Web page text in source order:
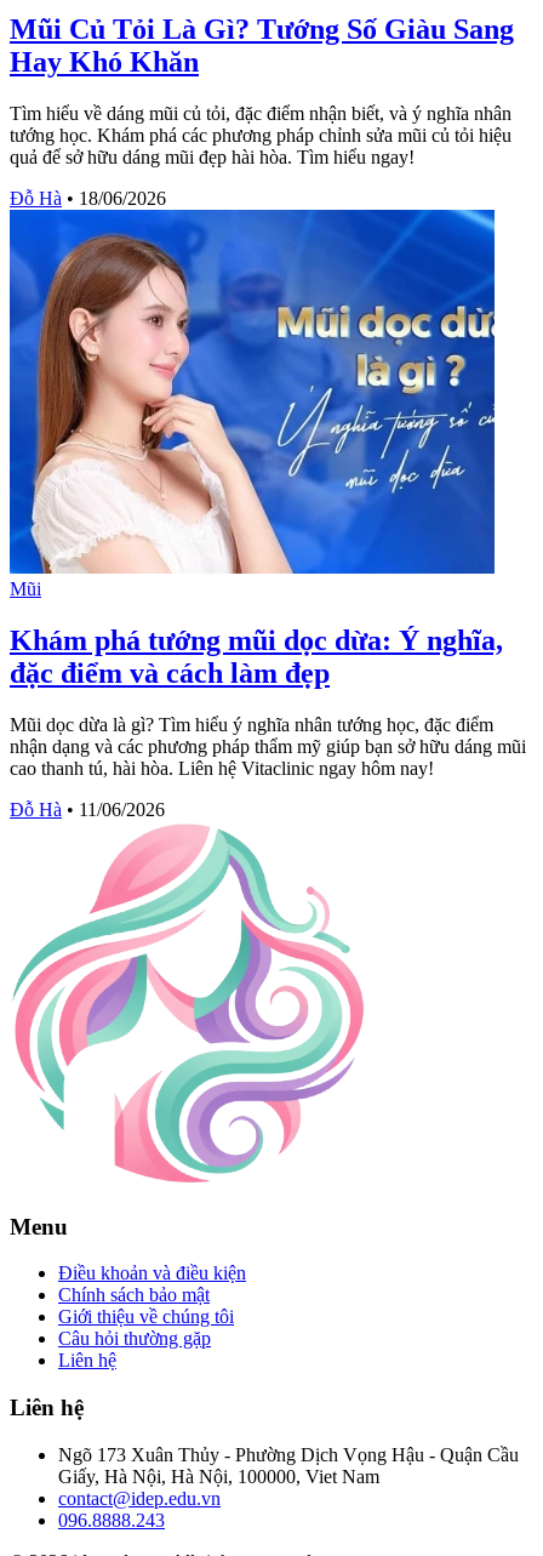
Mũi Củ Tỏi Là Gì? Tướng Số Giàu Sang
Hay Khó Khăn
Tìm hiểu về dáng mũi củ tỏi, đặc điểm nhận biết, và ý nghĩa nhân
tướng học. Khám phá các phương pháp chỉnh sửa mũi củ tỏi hiệu
quả để sở hữu dáng mũi đẹp hài hòa. Tìm hiểu ngay!
Đỗ Hà • 18/06/2026
Mũi
Khám phá tướng mũi dọc dừa: Ý nghĩa,
đặc điểm và cách làm đẹp
Mũi dọc dừa là gì? Tìm hiểu ý nghĩa nhân tướng học, đặc điểm
nhận dạng và các phương pháp thẩm mỹ giúp bạn sở hữu dáng mũi
cao thanh tú, hài hòa. Liên hệ Vitaclinic ngay hôm nay!
Đỗ Hà • 11/06/2026
Menu
Điều khoản và điều kiện
Chính sách bảo mật
Giới thiệu về chúng tôi
Câu hỏi thường gặp
Liên hệ
Liên hệ
Ngõ 173 Xuân Thủy - Phường Dịch Vọng Hậu - Quận Cầu
Giấy, Hà Nội, Hà Nội, 100000, Viet Nam
contact@idep.edu.vn
096.8888.243